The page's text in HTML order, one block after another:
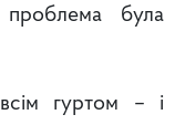
проблема була
гуртом – і